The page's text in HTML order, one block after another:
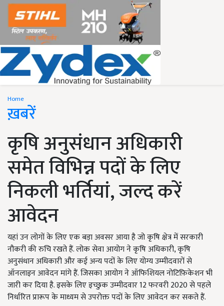
Home
ख़बरें
कृषि अनुसंधान अधिकारी
समेत विभिन्न पदों के लिए
निकली भर्तियां, जल्द करें
आवेदन
यहां उन लोगों के लिए एक बड़ा अवसर आया है जो कृषि क्षेत्र में सरकारी
नौकरी की रुचि रखते हैं. लोक सेवा आयोग ने कृषि अधिकारी, कृषि
अनुसंधान अधिकारी और कई अन्य पदों के लिए योग्य उम्मीदवारों से
ऑनलाइन आवेदन मांगे हैं. जिसका आयोग ने ऑफिशियल नोटिफ़िकेशन भी
जारी कर दिया है. इसके लिए इच्छुक उम्मीदवार 12 फरवरी 2020 से पहले
निर्धारित प्रारूप के माध्यम से उपरोक्त पदों के लिए आवेदन कर सकते हैं.